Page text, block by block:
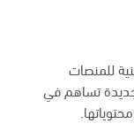
للمنصات
جديدة تساهم في